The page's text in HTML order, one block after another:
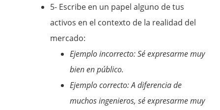
5- Escribe en un papel alguno de tus
activos en el contexto de la realidad del
mercado:
Ejemplo incorrecto: Sé expresarme muy
bien en público.
Ejemplo correcto: A diferencia de
muchos ingenieros, sé expresarme muy